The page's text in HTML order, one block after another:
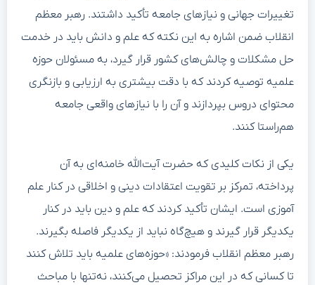
تغییرات جهانی و نیازهای جامعه تأکید داشتند. رهبر معظم
انقلاب ضمن اشاره به این نکته که علم و دانش باید در خدمت
حل مشکلات و چالش‌های کشور قرار گیرد، به مسئولان حوزه
علمیه توصیه کردند که با دقت بیشتری به ارزیابی و بازنگری
محتوای دروس بپردازند و آن را با نیازهای واقعی جامعه
هم‌راستا کنند.
یکی از نکات کلیدی که حضرت آیت‌الله خامنه‌ای به آن
پرداخته، تمرکز بر تقویت اعتقادات دینی و اخلاقی در کنار علم
آموزی است. ایشان تأکید کردند که علم و دین باید در کنار
یکدیگر قرار گیرند و هیچ‌گاه نباید از یکدیگر فاصله بگیرند.
رهبر معظم انقلاب فرمودند: «حوزه‌های علمیه باید تلاش کنند
تا کسانی که در این مراکز تحصیل می‌کنند، نه‌تنها با مباحث